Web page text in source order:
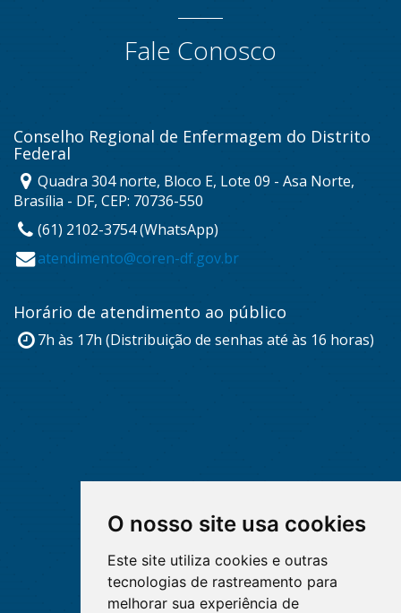
O nosso site usa cookies
Este site utiliza cookies e outras
tecnologias de rastreamento para
melhorar sua experiência de
Fale Conosco
Conselho Regional de Enfermagem do Distrito
Federal
Quadra 304 norte, Bloco E, Lote 09 - Asa Norte,
Brasília - DF, CEP: 70736-550
(61) 2102-3754 (WhatsApp)
atendimento@coren-df.gov.br
Horário de atendimento ao público
7h às 17h (Distribuição de senhas até às 16 horas)